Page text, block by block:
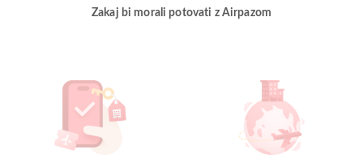
Zakaj bi morali potovati z Airpazom